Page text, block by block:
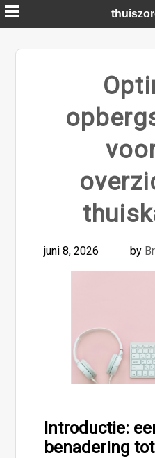
Skip
to
content
juni 8, 2026 by
Introductie:
benadering